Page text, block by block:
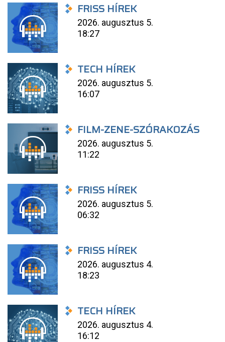
FRISS HÍREK
2026. augusztus 5.
18:27
TECH HÍREK
2026. augusztus 5.
16:07
FILM-ZENE-SZÓRAKOZÁS
2026. augusztus 5.
11:22
FRISS HÍREK
2026. augusztus 5.
06:32
FRISS HÍREK
2026. augusztus 4.
18:23
TECH HÍREK
2026. augusztus 4.
16:12